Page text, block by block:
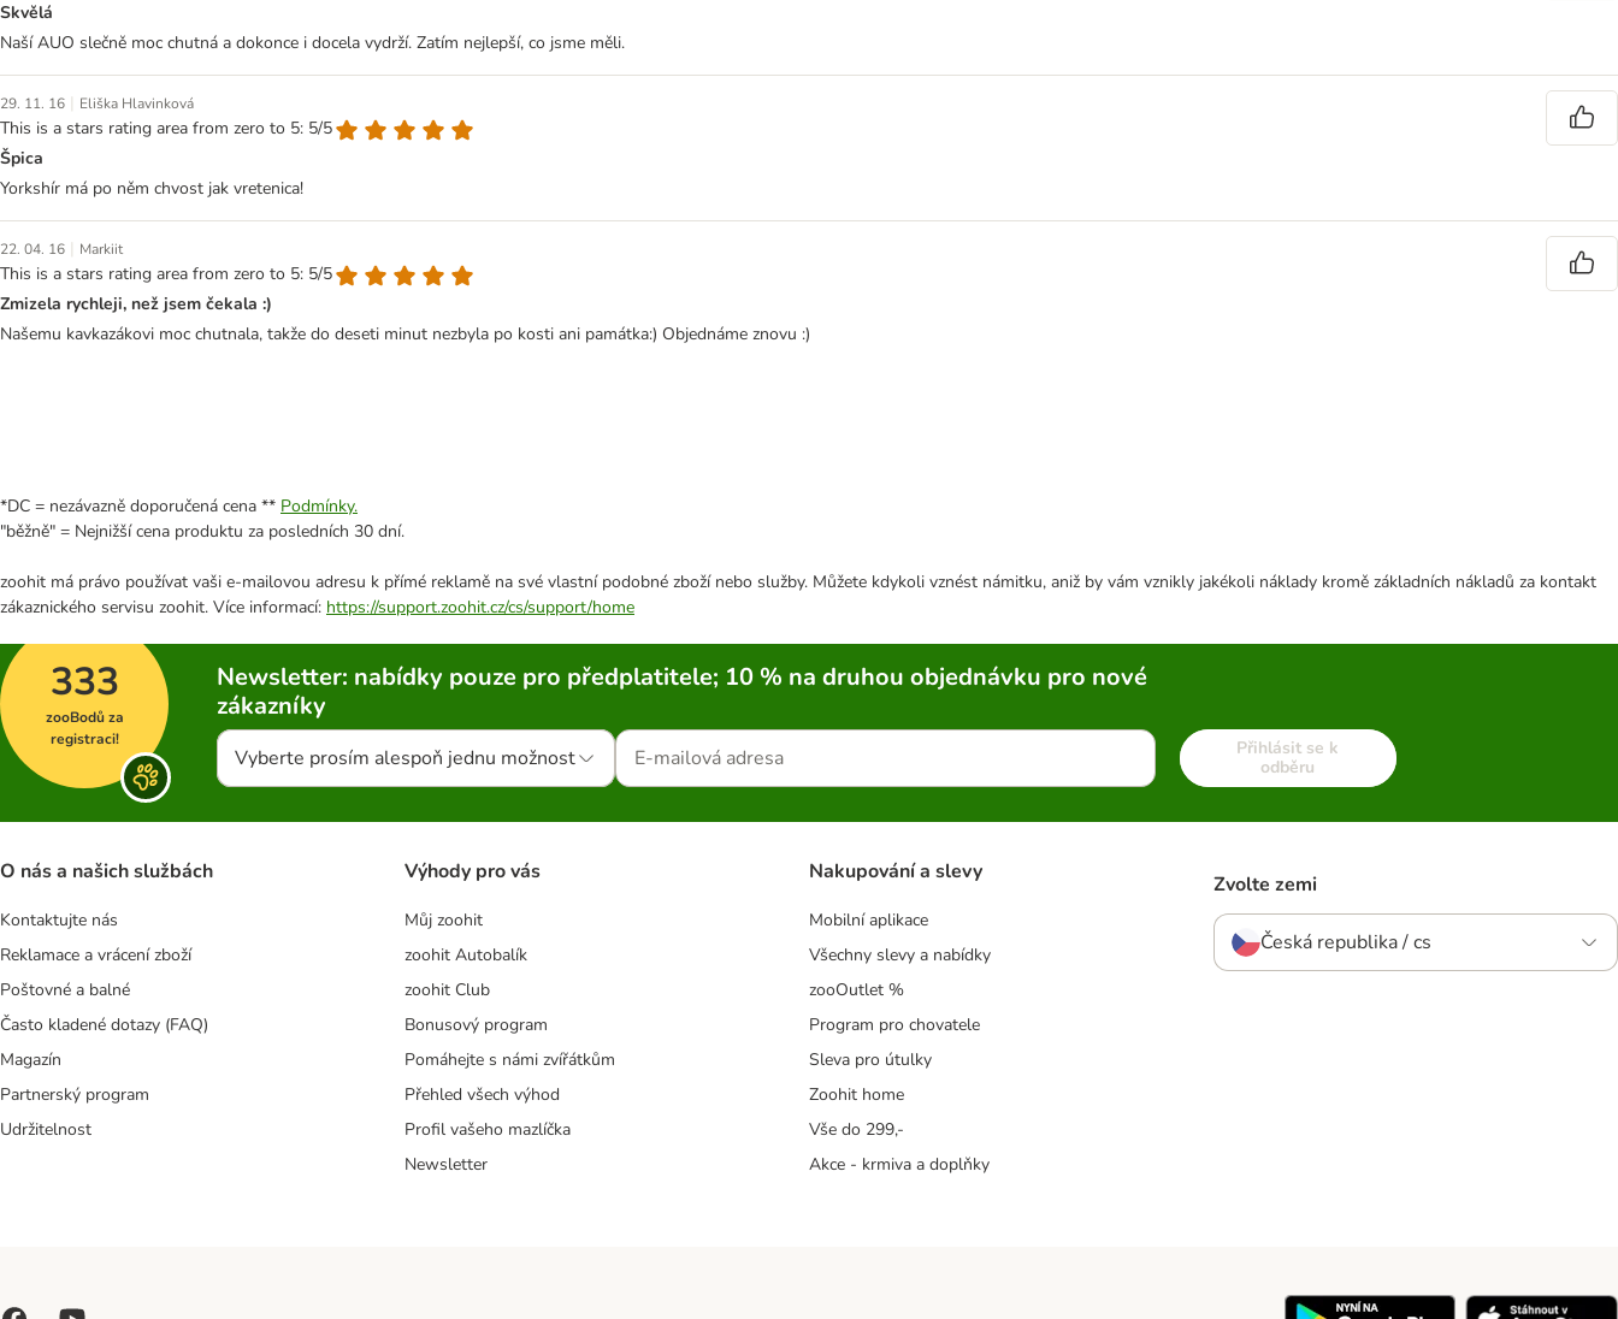
Skvělá
Naší AUO slečně moc chutná a dokonce i docela vydrží. Zatím nejlepší, co jsme měli.
29. 11. 16 | Eliška Hlavinková
This is a stars rating area from zero to 5: 5/5
Špica
Yorkshír má po něm chvost jak vretenica!
22. 04. 16 | Markiit
This is a stars rating area from zero to 5: 5/5
Zmizela rychleji, než jsem čekala :)
Našemu kavkazákovi moc chutnala, takže do deseti minut nezbyla po kosti ani památka:) Objednáme znovu :)
*DC = nezávazně doporučená cena ** Podmínky.
"běžně" = Nejnižší cena produktu za posledních 30 dní.
zoohit má právo používat vaši e-mailovou adresu k přímé reklamě na své vlastní podobné zboží nebo služby. Můžete kdykoli vznést námitku, aniž by vám vznikly jakékoli náklady kromě základních nákladů za kontakt
zákaznického servisu zoohit. Více informací: https://support.zoohit.cz/cs/support/home
333
zooBodů za
registraci!
Newsletter: nabídky pouze pro předplatitele; 10 % na druhou objednávku pro nové
zákazníky
Vyberte prosím alespoň jednu možnost
Přihlásit se k
odběru
O nás a našich službách
Kontaktujte nás
Reklamace a vrácení zboží
Poštovné a balné
Často kladené dotazy (FAQ)
Magazín
Partnerský program
Udržitelnost
Výhody pro vás
Můj zoohit
zoohit Autobalík
zoohit Club
Bonusový program
Pomáhejte s námi zvířátkům
Přehled všech výhod
Profil vašeho mazlíčka
Newsletter
Nakupování a slevy
Mobilní aplikace
Všechny slevy a nabídky
zooOutlet %
Program pro chovatele
Sleva pro útulky
Zoohit home
Vše do 299,-
Akce - krmiva a doplňky
Zvolte zemi
Česká republika / cs